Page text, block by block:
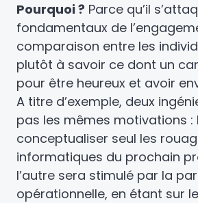
Pourquoi ? Parce qu’il
fondamentaux de
comparaison entre les
plutôt à savoir ce dont un
pour être heureux et avoir
A titre d’exemple, deux
pas les mêmes motivations :
conceptualiser seul les
informatiques du prochain
l’autre sera stimulé par la
opérationnelle, en étant sur